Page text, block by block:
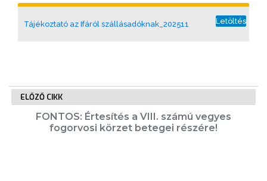
A
VÁROS
PÉNZÜGYEI
Tájékoztató az Ifáról szállásadóknak_202511 Letöltés
ELŐZŐ CIKK
FONTOS: Értesítés a VIII. számú vegyes
fogorvosi körzet betegei részére!